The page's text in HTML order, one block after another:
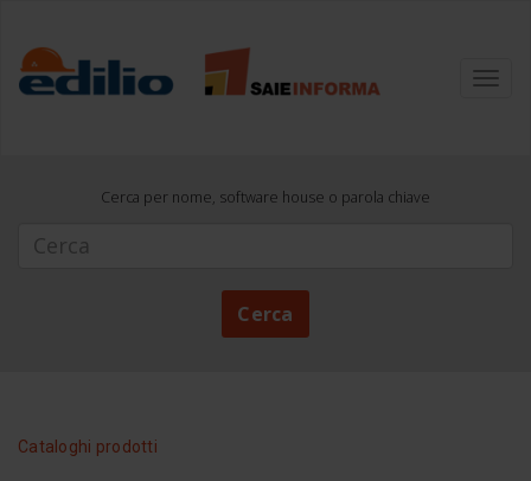
Cerca per nome, software house o parola chiave
Cerca
Cataloghi prodotti